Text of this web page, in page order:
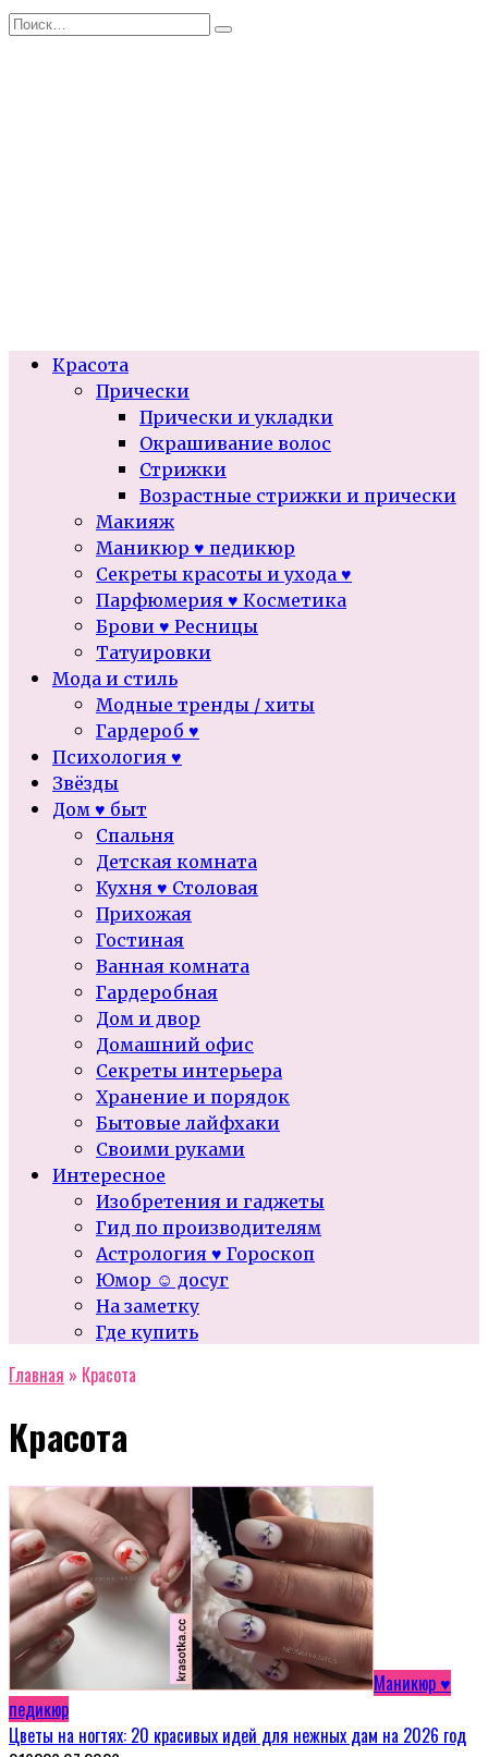
Перейти
Search
Красота
Прически
Прически и укладки
Окрашивание волос
Стрижки
Возрастные стрижки и прически
Макияж
Маникюр ♥ педикюр
Секреты красоты и ухода ♥
Парфюмерия ♥ Косметика
Брови ♥ Ресницы
Татуировки
Мода и стиль
Модные тренды / хиты
Гардероб ♥
Психология ♥
Звёзды
Дом ♥ быт
Спальня
Детская комната
Кухня ♥ Столовая
Прихожая
Гостиная
Ванная комната
Гардеробная
Дом и двор
Домашний офис
Секреты интерьера
Хранение и порядок
Бытовые лайфхаки
Своими руками
Интересное
Изобретения и гаджеты
Гид по производителям
Астрология ♥ Гороскоп
Юмор ☺ досуг
На заметку
Где купить
Главная » Красота
Красота
Маникюр ♥
педикюр
Цветы на ногтях: 20 красивых идей для нежных дам на 2026 год